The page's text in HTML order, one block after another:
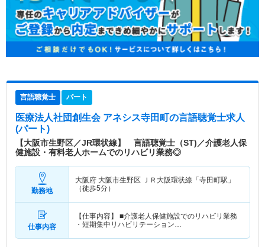
言語聴覚士 パート
医療法人社団創生会 アネシス寺田町の言語聴覚士求人
(パート)
【大阪市生野区／JR環状線】 言語聴覚士（ST)／介護老人保
健施設・有料老人ホームでのリハビリ業務◎
勤務地
大阪府 大阪市生野区 ＪＲ大阪環状線「寺田町駅」
（徒歩5分）
仕事内容
【仕事内容】 ■介護老人保健施設でのリハビリ業務
・短期集中リハビリテーション…